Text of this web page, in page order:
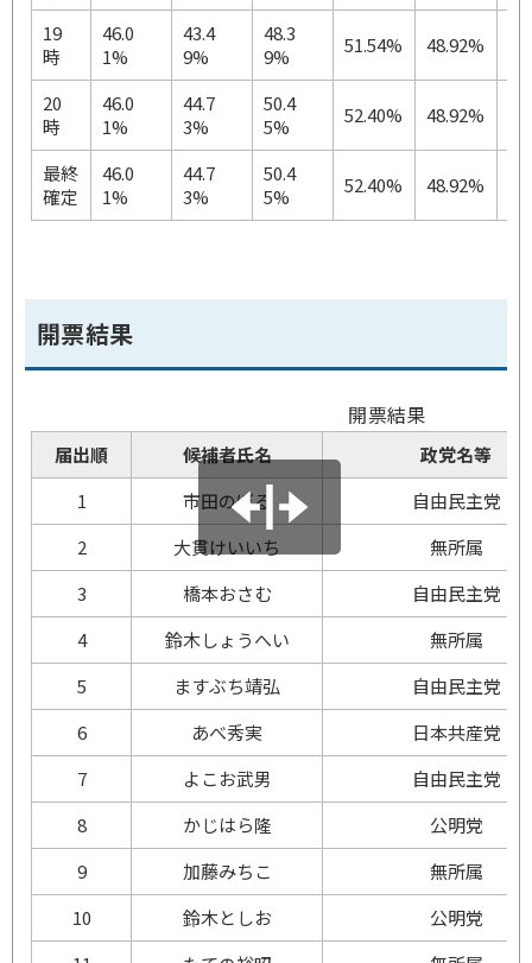
19
時
46.0
1%
43.4
9%
48.3
9%
51.54% 48.92%
20
時
46.0
1%
44.7
3%
50.4
5%
52.40% 48.92%
最終
確定
46.0
1%
44.7
3%
50.4
5%
52.40% 48.92%
開票結果
開票結果
届出順 候補者氏名
政党名等
1
市田のぼる
自由民主党
2
大貫けいいち
無所属
3
橋本おさむ
自由民主党
4
鈴木しょうへい
無所属
5
ますぶち靖弘
自由民主党
6
あべ秀実
日本共産党
7
よこお武男
自由民主党
8
かじはら隆
公明党
9
加藤みちこ
無所属
10
鈴木としお
公明党